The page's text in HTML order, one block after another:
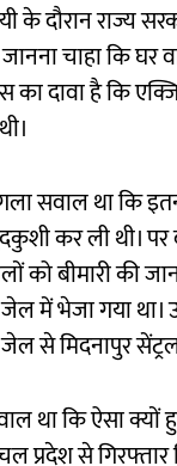
के दौरान राज्य
जानना चाहा कि
का दावा है कि
सवाल था कि
कर ली थी। पर
को बीमारी की
जेल में भेजा गया
से मिदनापुर
था कि ऐसा
प्रदेश से